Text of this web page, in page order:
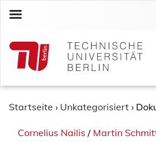
c
Startseite › Unkategorisiert ›
Cornelius Nailis / Martin